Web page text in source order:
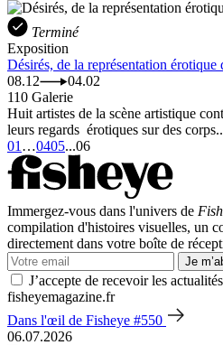
Terminé
Exposition
Désirés, de la représentation érotique
08.12
04.02
110 Galerie
Huit artistes de la scène artistique
leurs regards érotiques sur des
01 …0405...06
Immergez-vous dans l'univers de
compilation d'histoires visuelles, un
directement dans votre boîte de
Je
J’accepte de recevoir les
fisheyemagazine.fr
Dans l'œil de Fisheye #550
06.07.2026